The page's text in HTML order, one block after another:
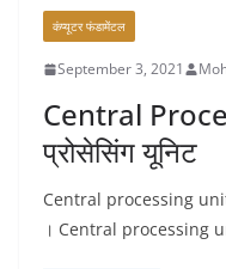
कंप्यूटर फंडामेंटल
September 3, 2021
Central
प्रोसेसिंग यूनिट
Central processing unit
। Central processing